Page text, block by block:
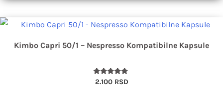
Kimbo Capri 50/1 – Nespresso Kompatibilne Kapsule
Ocenjeno
2.100 RSD